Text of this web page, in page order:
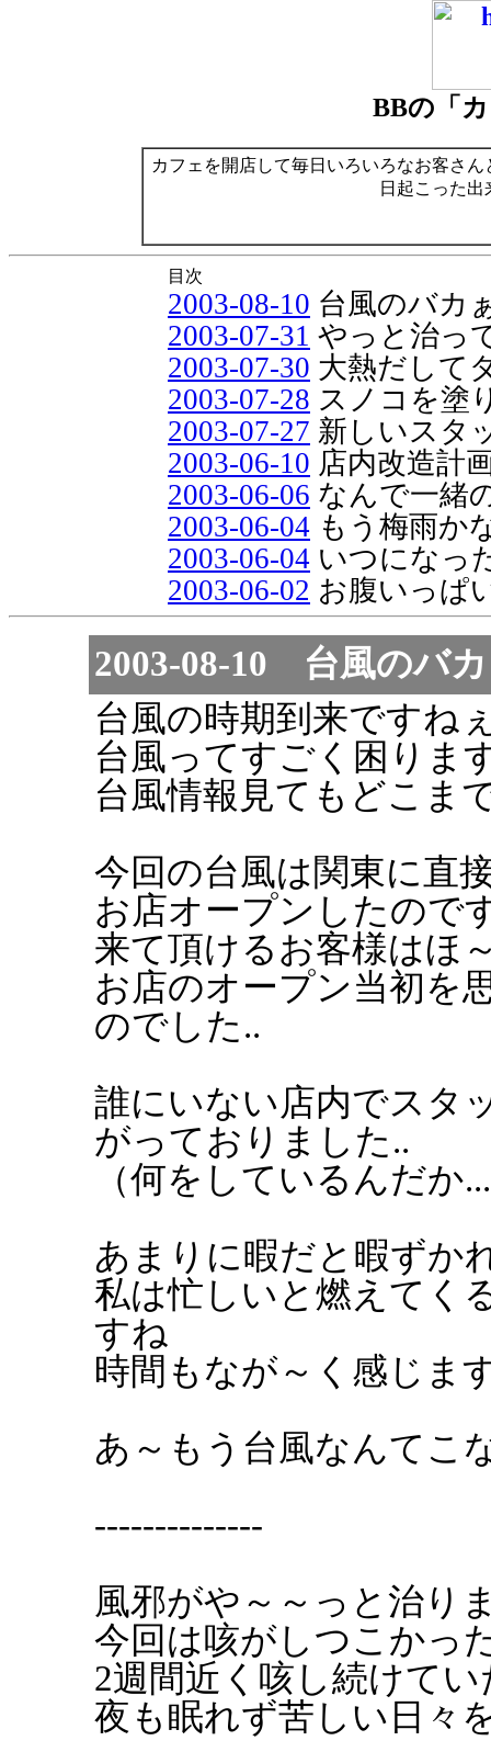
BBの「
カフェを開店して毎日いろいろなお客さ
日起こった
目次
2003-08-10 台風のバカ
2003-07-31 やっと治っ
2003-07-30 大熱だして
2003-07-28 スノコを塗
2003-07-27 新しいスタ
2003-06-10 店内改造計
2003-06-06 なんで一緒
2003-06-04 もう梅雨か
2003-06-04 いつになっ
2003-06-02 お腹いっぱ
2003-08-10 台風のバ
台風の時期到来ですね
台風ってすごく困りま
台風情報見てもどこま
今回の台風は関東に直
お店オープンしたので
来て頂けるお客様はほ
お店のオープン当初を
のでした..
誰にいない店内でスタ
がっておりました..
（何をしているんだか
あまりに暇だと暇ずか
私は忙しいと燃えてく
すね
時間もなが～く感じま
あ～もう台風なんてこ
--------------
風邪がや～～っと治り
今回は咳がしつこかっ
2週間近く咳し続けて
夜も眠れず苦しい日々